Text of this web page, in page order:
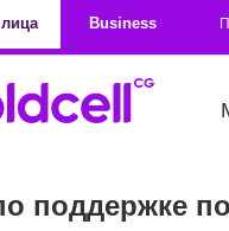
Business
поддержке